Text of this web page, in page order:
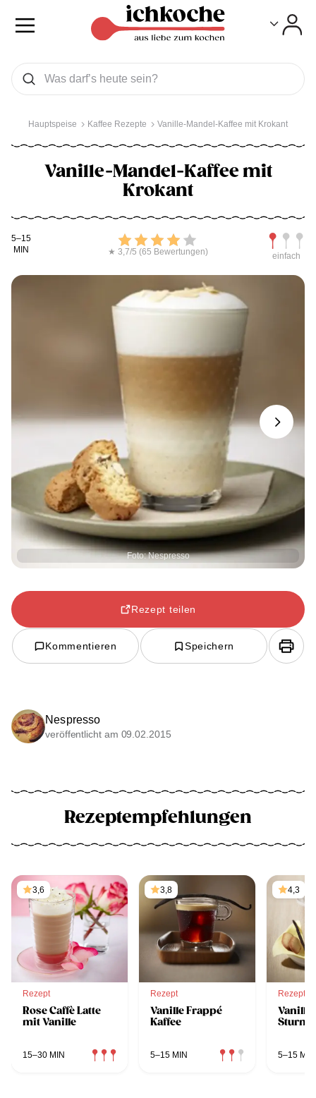
Was wollen Sie suchen
Suchen
Hauptspeise Kaffee Rezepte Vanille-Mandel-Kaffee mit Krokant
Vanille-Mandel-Kaffee mit
Krokant
Kochdauer
5–15
MIN
Bewerten
★ 3,7/5 (65 Bewertungen) einfach
Foto: Nespresso
Next
Rezept teilen
Kommentieren Speichern
Nespresso
veröffentlicht am 09.02.2015
Rezeptempfehlungen
3,6
Rezept
Rose Caffè Latte
mit Vanille
15–30 MIN
3,8
Rezept
Vanille Frappé
Kaffee
5–15 MIN
4,3
Rezept
Sturm
5–15 MIN